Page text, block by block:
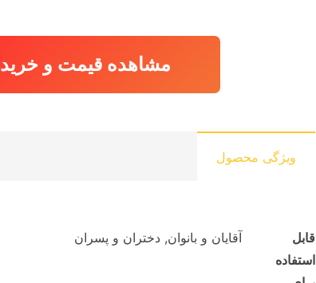
مشاهده قیمت و خرید
ویژگی محصول
قابل
استفاده
آقایان و بانوان, دختران و پسران